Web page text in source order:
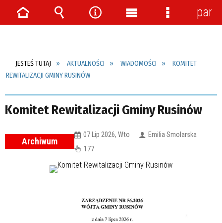
JESTEŚ TUTAJ AKTUALNOŚCI WIADOMOŚCI
KOMITET
REWITALIZACJI GMINY RUSINÓW
Komitet Rewitalizacji Gminy Rusinów
Archiwum
07 Lip 2026, Wto
Emilia Smolarska
177
Strona Wyszukiwarka
NarzędziaMenu
Menu
panel